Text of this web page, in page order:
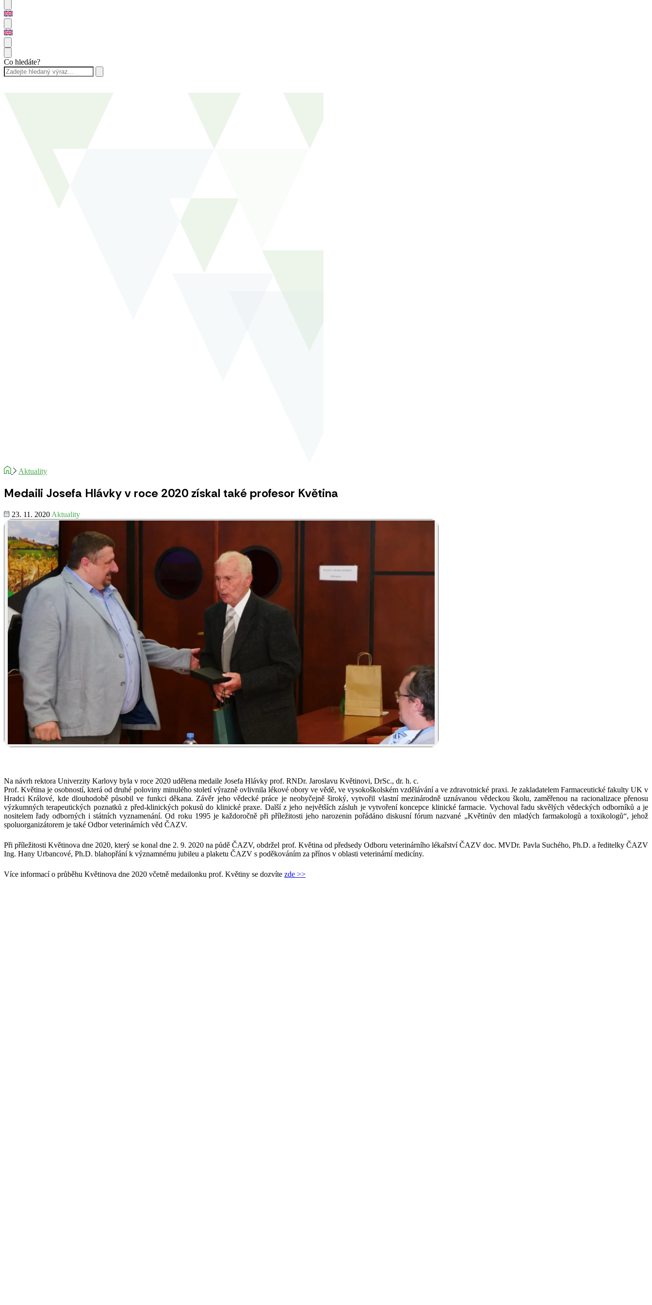
Co hledáte?
Aktuality
Medaili Josefa Hlávky v roce 2020 získal také profesor Květina
23. 11. 2020 Aktuality
Na návrh rektora Univerzity Karlovy byla v roce 2020 udělena medaile Josefa Hlávky prof. RNDr. Jaroslavu Květinovi, DrSc., dr. h. c.
Prof. Květina je osobností, která od druhé poloviny minulého století výrazně ovlivnila lékové obory ve vědě, ve vysokoškolském vzdělávání a ve zdravotnické praxi. Je zakladatelem Farmaceutické fakulty UK v
Hradci Králové, kde dlouhodobě působil ve funkci děkana. Závěr jeho vědecké práce je neobyčejně široký, vytvořil vlastní mezinárodně uznávanou vědeckou školu, zaměřenou na racionalizace přenosu
výzkumných terapeutických poznatků z před-klinických pokusů do klinické praxe. Další z jeho největších zásluh je vytvoření koncepce klinické farmacie. Vychoval řadu skvělých vědeckých odborníků a je
nositelem řady odborných i státních vyznamenání. Od roku 1995 je každoročně při příležitosti jeho narozenin pořádáno diskusní fórum nazvané „Květinův den mladých farmakologů a toxikologů“, jehož
spoluorganizátorem je také Odbor veterinárních věd ČAZV.
Při příležitosti Květinova dne 2020, který se konal dne 2. 9. 2020 na půdě ČAZV, obdržel prof. Květina od předsedy Odboru veterinárního lékařství ČAZV doc. MVDr. Pavla Suchého, Ph.D. a ředitelky ČAZV
Ing. Hany Urbancové, Ph.D. blahopřání k významnému jubileu a plaketu ČAZV s poděkováním za přínos v oblasti veterinární medicíny.
Více informací o průběhu Květinova dne 2020 včetně medailonku prof. Květiny se dozvíte zde >>